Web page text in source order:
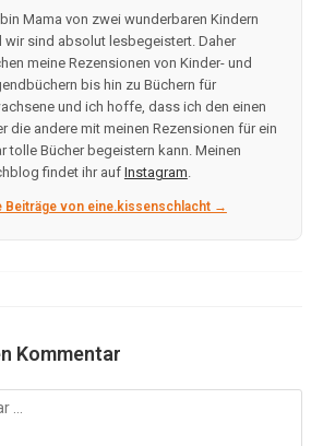
Mama von zwei wunderbaren Kindern
wir sind absolut lesbegeistert. Daher
meine Rezensionen von Kinder- und
bis hin zu Büchern für
und ich hoffe, dass ich den einen
die andere mit meinen Rezensionen für ein
tolle Bücher begeistern kann. Meinen
findet ihr auf Instagram.
Beiträge von eine.kissenschlacht →
Kommentar